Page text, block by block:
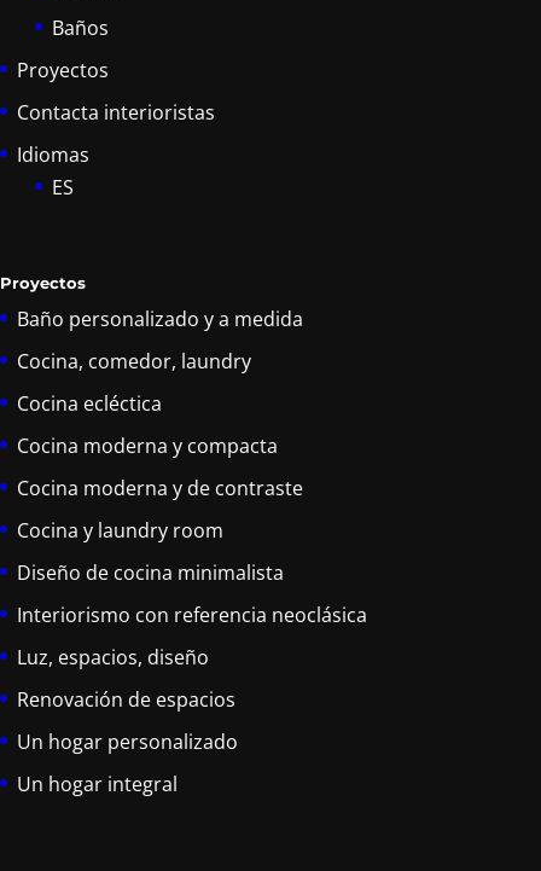
Baños
Proyectos
Contacta interioristas
Idiomas
ES
Proyectos
Baño personalizado y a medida
Cocina, comedor, laundry
Cocina ecléctica
Cocina moderna y compacta
Cocina moderna y de contraste
Cocina y laundry room
Diseño de cocina minimalista
Interiorismo con referencia neoclásica
Luz, espacios, diseño
Renovación de espacios
Un hogar personalizado
Un hogar integral